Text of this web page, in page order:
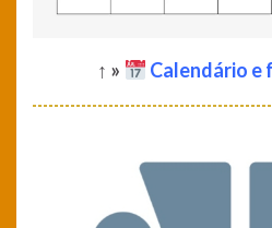
↑ » Calendário e